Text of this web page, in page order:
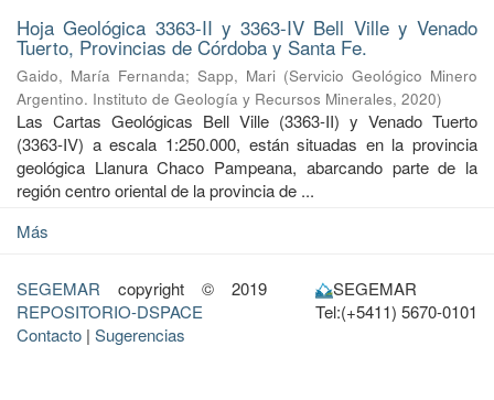
Hoja Geológica 3363-II y 3363-IV Bell Ville y Venado
Tuerto, Provincias de Córdoba y Santa Fe.
Gaido, María Fernanda; Sapp, Mari (Servicio Geológico Minero
Argentino. Instituto de Geología y Recursos Minerales, 2020)
Las Cartas Geológicas Bell Ville (3363-II) y Venado Tuerto
(3363-IV) a escala 1:250.000, están situadas en la provincia
geológica Llanura Chaco Pampeana, abarcando parte de la
región centro oriental de la provincia de ...
Más
SEGEMAR copyright © 2019
REPOSITORIO-DSPACE
Contacto | Sugerencias
SEGEMAR
Tel:(+5411) 5670-0101